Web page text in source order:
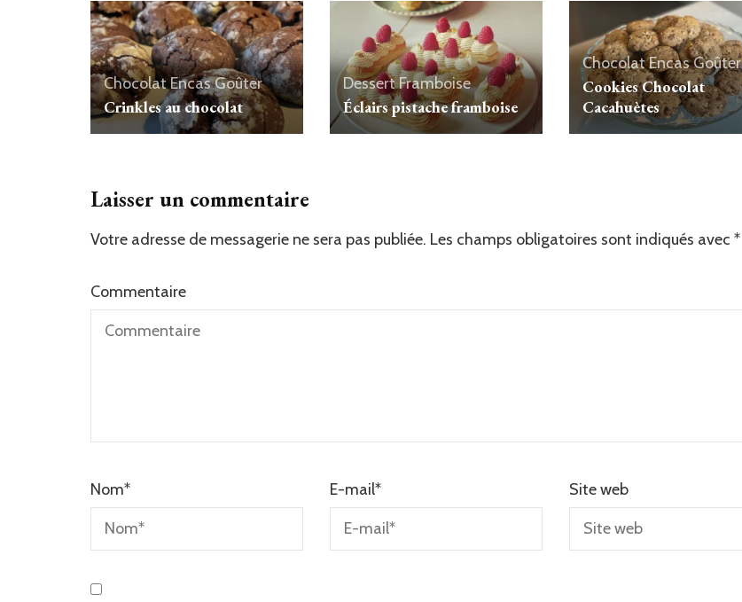
ChocolatEncasGoûter
Crinkles au chocolat
DessertFramboise
Éclairs pistache framboise
ChocolatEncasGoûter
Cookies Chocolat
Cacahuètes
Laisser un commentaire
Votre adresse de messagerie ne sera pas publiée. Les champs obligatoires sont indiqués avec *
Commentaire
Nom* E-mail* Site web